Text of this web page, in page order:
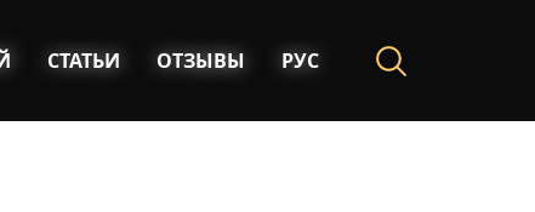
СТАТЬИ ОТЗЫВЫ РУС